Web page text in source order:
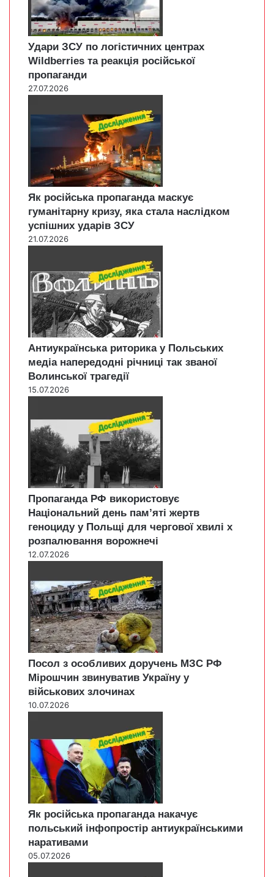
Удари ЗСУ по логістичних центрах
Wildberries та реакція російської
пропаганди
27.07.2026
Як російська пропаганда маскує
гуманітарну кризу, яка стала наслідком
успішних ударів ЗСУ
21.07.2026
Антиукраїнська риторика у Польських
медіа напередодні річниці так званої
Волинської трагедії
15.07.2026
Пропаганда РФ використовує
Національний день пам’яті жертв
геноциду у Польщі для чергової хвилі х
розпалювання ворожнечі
12.07.2026
Посол з особливих доручень МЗС РФ
Мірошчин звинуватив Україну у
військових злочинах
10.07.2026
Як російська пропаганда накачує
польський інфопростір антиукраїнськими
наративами
05.07.2026